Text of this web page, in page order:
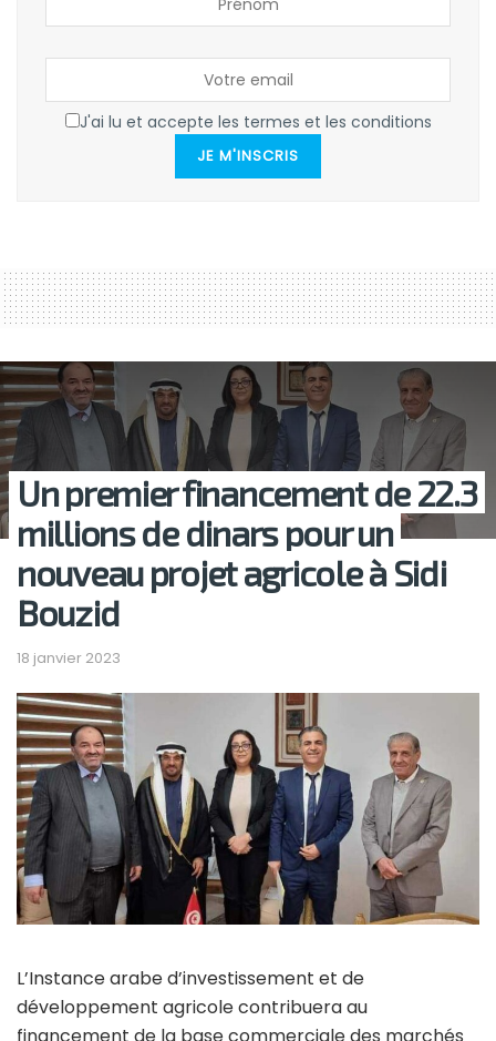
J'ai lu et accepte les termes et les conditions
JE M'INSCRIS
Un premier financement de 22.3
millions de dinars pour un
nouveau projet agricole à Sidi
Bouzid
18 janvier 2023
L’Instance arabe d’investissement et de
développement agricole contribuera au